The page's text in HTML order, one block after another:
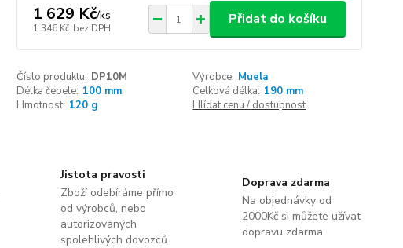
1 629 Kč/ks
1 346 Kč bez DPH
Přidat do košíku
Číslo produktu: DP10M Výrobce: Muela
Délka čepele: 100 mm Celková délka: 190 mm
Hmotnost: 120 g Hlídat cenu / dostupnost
Jistota pravosti
Zboží odebíráme přímo
od výrobců, nebo
autorizovaných
spolehlivých dovozců
Doprava zdarma
Na objednávky od
2000Kč si můžete užívat
dopravu zdarma